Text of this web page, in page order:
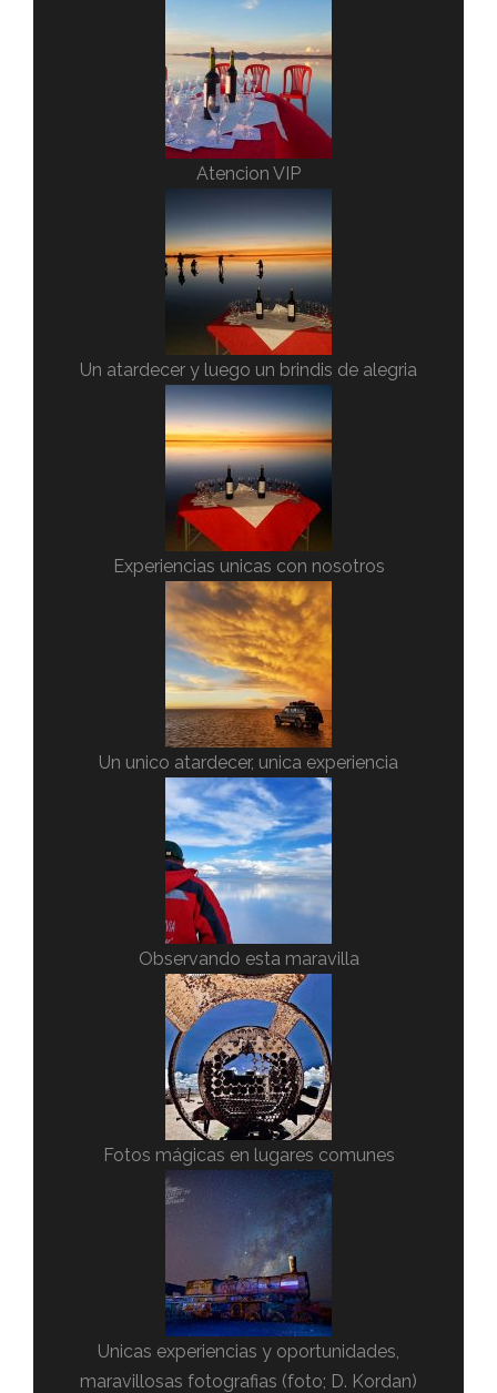
Atencion VIP
Un atardecer y luego un brindis de alegria
Experiencias unicas con nosotros
Un unico atardecer, unica experiencia
Observando esta maravilla
Fotos mágicas en lugares comunes
Unicas experiencias y oportunidades,
maravillosas fotografias (foto; D. Kordan)